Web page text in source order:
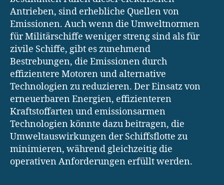
Antrieben, sind erhebliche Quellen von
Emissionen. Auch wenn die Umweltnormen
für Militärschiffe weniger streng sind als für
zivile Schiffe, gibt es zunehmend
Bestrebungen, die Emissionen durch
effizientere Motoren und alternative
Technologien zu reduzieren. Der Einsatz von
erneuerbaren Energien, effizienteren
Kraftstoffarten und emissionsarmen
Technologien könnte dazu beitragen, die
Umweltauswirkungen der Schiffsflotte zu
minimieren, während gleichzeitig die
operativen Anforderungen erfüllt werden.